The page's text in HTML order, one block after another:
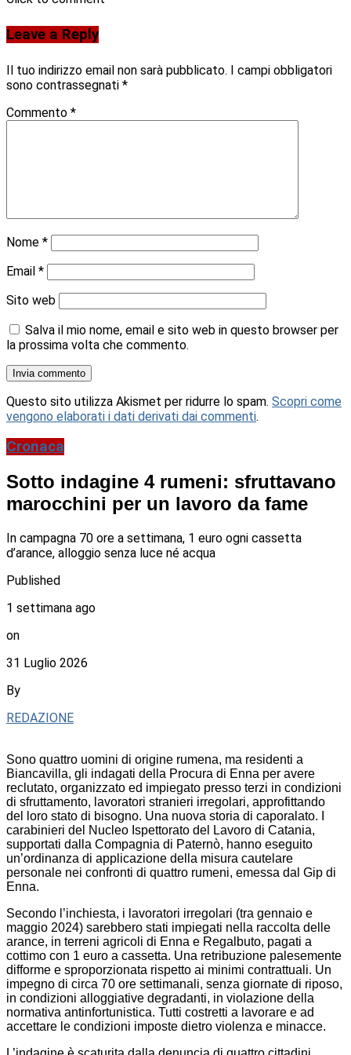
Leave a Reply
Il tuo indirizzo email non sarà pubblicato. I campi obbligatori
sono contrassegnati *
Commento *
Nome *
Email *
Sito web
Salva il mio nome, email e sito web in questo browser per
la prossima volta che commento.
Questo sito utilizza Akismet per ridurre lo spam. Scopri come
vengono elaborati i dati derivati dai commenti.
Cronaca
Sotto indagine 4 rumeni: sfruttavano
marocchini per un lavoro da fame
In campagna 70 ore a settimana, 1 euro ogni cassetta
d’arance, alloggio senza luce né acqua
Published
1 settimana ago
on
31 Luglio 2026
By
REDAZIONE
Sono quattro uomini di origine rumena, ma residenti a
Biancavilla, gli indagati della Procura di Enna per avere
reclutato, organizzato ed impiegato presso terzi in condizioni
di sfruttamento, lavoratori stranieri irregolari, approfittando
del loro stato di bisogno. Una nuova storia di caporalato. I
carabinieri del Nucleo Ispettorato del Lavoro di Catania,
supportati dalla Compagnia di Paternò, hanno eseguito
un’ordinanza di applicazione della misura cautelare
personale nei confronti di quattro rumeni, emessa dal Gip di
Enna.
Secondo l’inchiesta, i lavoratori irregolari (tra gennaio e
maggio 2024) sarebbero stati impiegati nella raccolta delle
arance, in terreni agricoli di Enna e Regalbuto, pagati a
cottimo con 1 euro a cassetta. Una retribuzione palesemente
difforme e sproporzionata rispetto ai minimi contrattuali. Un
impegno di circa 70 ore settimanali, senza giornate di riposo,
in condizioni alloggiative degradanti, in violazione della
normativa antinfortunistica. Tutti costretti a lavorare e ad
accettare le condizioni imposte dietro violenza e minacce.